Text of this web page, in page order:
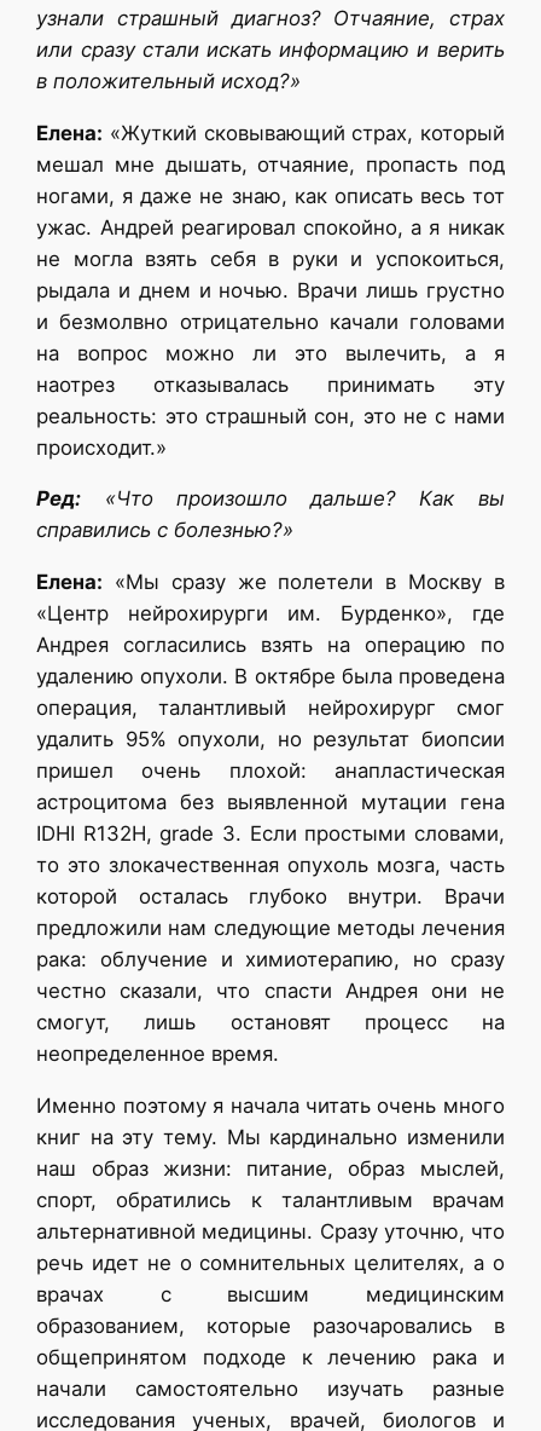
узнали страшный диагноз? Отчаяние, страх
или сразу стали искать информацию и верить
в положительный исход?»
Елена: «Жуткий сковывающий страх, который
мешал мне дышать, отчаяние, пропасть под
ногами, я даже не знаю, как описать весь тот
ужас. Андрей реагировал спокойно, а я никак
не могла взять себя в руки и успокоиться,
рыдала и днем и ночью. Врачи лишь грустно
и безмолвно отрицательно качали головами
на вопрос можно ли это вылечить, а я
наотрез отказывалась принимать эту
реальность: это страшный сон, это не с нами
происходит.»
Ред: «Что произошло дальше? Как вы
справились с болезнью?»
Елена: «Мы сразу же полетели в Москву в
«Центр нейрохирурги им. Бурденко», где
Андрея согласились взять на операцию по
удалению опухоли. В октябре была проведена
операция, талантливый нейрохирург смог
удалить 95% опухоли, но результат биопсии
пришел очень плохой: анапластическая
астроцитома без выявленной мутации гена
IDHI R132H, grade 3. Если простыми словами,
то это злокачественная опухоль мозга, часть
которой осталась глубоко внутри. Врачи
предложили нам следующие методы лечения
рака: облучение и химиотерапию, но сразу
честно сказали, что спасти Андрея они не
смогут, лишь остановят процесс на
неопределенное время.
Именно поэтому я начала читать очень много
книг на эту тему. Мы кардинально изменили
наш образ жизни: питание, образ мыслей,
спорт, обратились к талантливым врачам
альтернативной медицины. Сразу уточню, что
речь идет не о сомнительных целителях, а о
врачах с высшим медицинским
образованием, которые разочаровались в
общепринятом подходе к лечению рака и
начали самостоятельно изучать разные
исследования ученых, врачей, биологов и